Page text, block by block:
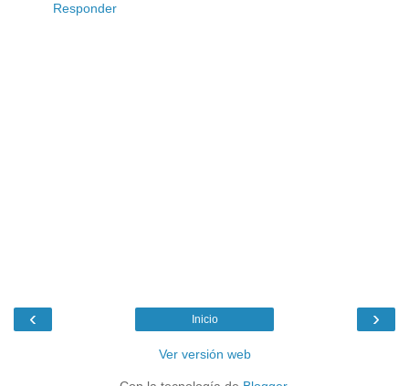
Responder
‹ ›
Inicio
Ver versión web